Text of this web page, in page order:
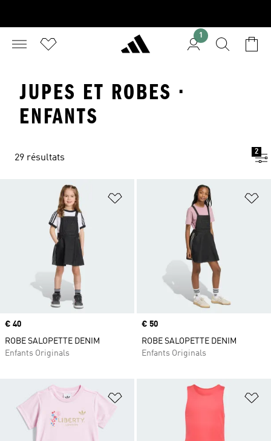
1
JUPES ET ROBES ·
ENFANTS
29 résultats
2
Ajouter à la Liste de produits
Prix
€ 40
ROBE SALOPETTE DENIM
Enfants Originals
Prix
€ 50
ROBE SALOPETTE DENIM
Enfants Originals
Ajouter à la Liste de produits